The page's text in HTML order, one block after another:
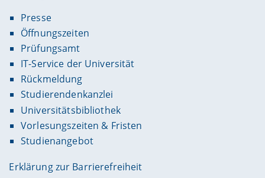
Presse
Öffnungszeiten
Prüfungsamt
IT-Service der Universität
Rückmeldung
Studierendenkanzlei
Universitätsbibliothek
Vorlesungszeiten & Fristen
Studienangebot
Erklärung zur Barrierefreiheit